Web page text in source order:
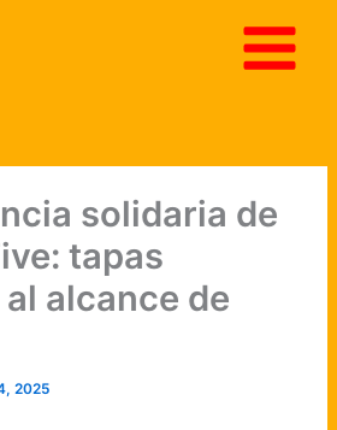
solidaria de
tapas
alcance de
2025